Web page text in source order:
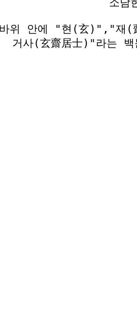
소담
바위 안에 "현(玄)","재(
거사(玄齋居士)"라는